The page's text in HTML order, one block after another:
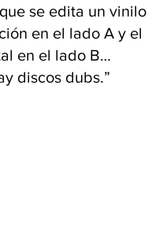
se edita un vinilo
en el lado A y el
en el lado B…
discos dubs.”